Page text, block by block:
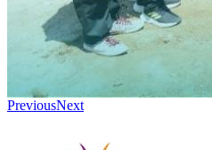
PreviousNext